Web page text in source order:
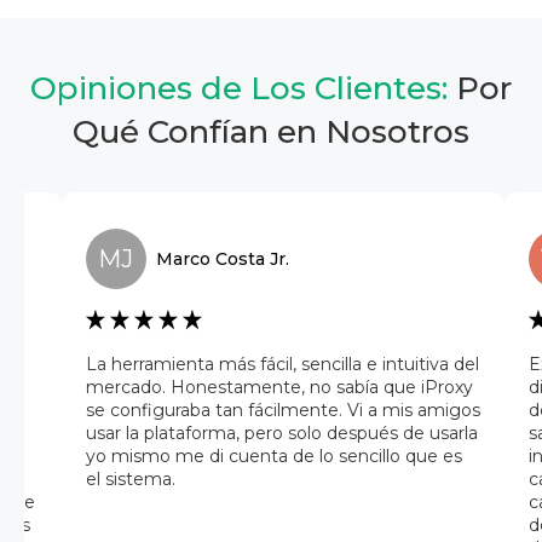
Opiniones de Los Clientes: Por
Qué Confían en Nosotros
de
MJ Marco Costa Jr.
La herramienta más fácil, sencilla e intuitiva del
mercado. Honestamente, no sabía que iProxy
se configuraba tan fácilmente. Vi a mis amigos
usar la plataforma, pero solo después de usarla
yo mismo me di cuenta de lo sencillo que es
el sistema.